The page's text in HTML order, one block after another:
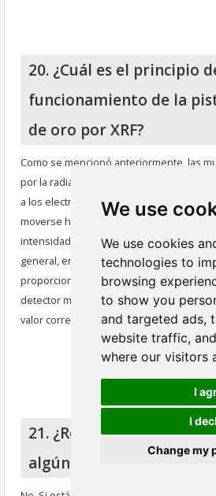
We use
We use cookies
technologies to
browsing
to show you
and targeted ads,
website traffic,
where our visitors
I
I
Change my
20. ¿Cuál es el principio
funcionamiento de la
de oro por XRF?
Como se mencionó anteriormente, las
por la radiación de rayos X liberada por la
a los electrones ubicados en la capa
moverse hacia afuera. El detector de
intensidad del nivel de energía en
general, en los analizadores XRF se
proporcionales, que son precisos,
detector mide el nivel de reemisión de
valor correspondiente.
21. ¿Requiere el uso del
algún mantenimiento